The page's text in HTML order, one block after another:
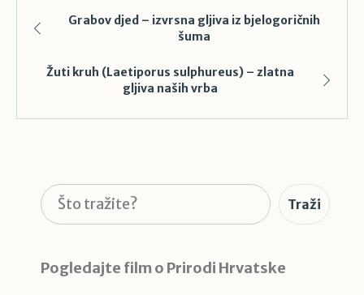
Grabov djed – izvrsna gljiva iz bjelogoričnih
šuma
Žuti kruh (Laetiporus sulphureus) – zlatna
gljiva naših vrba
Pretraga Traži
Pogledajte film o Prirodi Hrvatske